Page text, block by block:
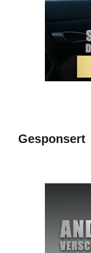
Gesponsert